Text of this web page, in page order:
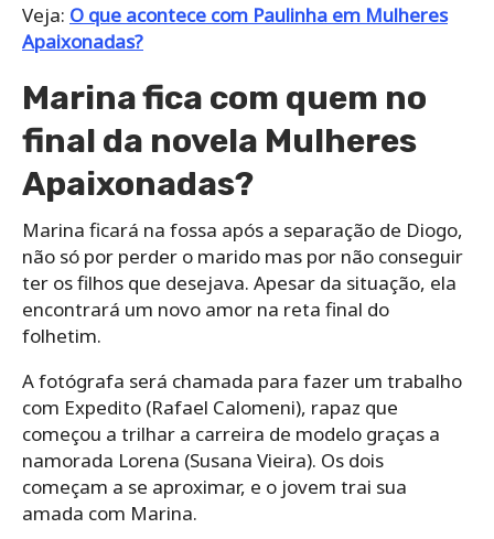
Veja: O que acontece com Paulinha em Mulheres
Apaixonadas?
Marina fica com quem no
final da novela Mulheres
Apaixonadas?
Marina ficará na fossa após a separação de Diogo,
não só por perder o marido mas por não conseguir
ter os filhos que desejava. Apesar da situação, ela
encontrará um novo amor na reta final do
folhetim.
A fotógrafa será chamada para fazer um trabalho
com Expedito (Rafael Calomeni), rapaz que
começou a trilhar a carreira de modelo graças a
namorada Lorena (Susana Vieira). Os dois
começam a se aproximar, e o jovem trai sua
amada com Marina.